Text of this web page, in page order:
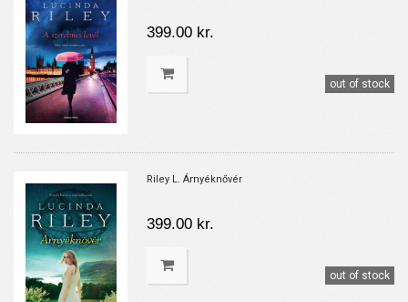
399.00 kr.
out of stock
Riley L. Árnyéknővér
399.00 kr.
out of stock